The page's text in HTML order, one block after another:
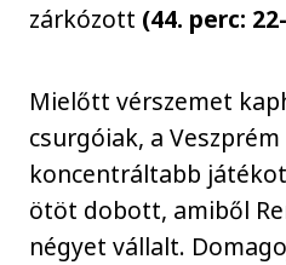
zárkózott (44. perc:
Mielőtt vérszemet
csurgóiak, a
koncentráltabb
ötöt dobott, amiből
négyet vállalt.